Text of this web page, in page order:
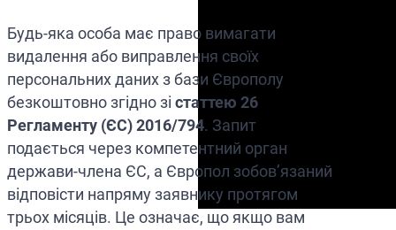
Будь-яка особа має право вимагати
видалення або виправлення своїх
персональних даних з бази Європолу
безкоштовно згідно зі статтею 26
Регламенту (ЄС) 2016/794. Запит
подається через компетентний орган
держави-члена ЄС, а Європол зобов’язаний
відповісти напряму заявнику протягом
трьох місяців. Це означає, що якщо вам